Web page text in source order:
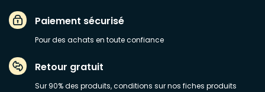
Paiement sécurisé
Pour des achats en toute confiance
Retour gratuit
Sur 90% des produits, conditions sur nos fiches produits